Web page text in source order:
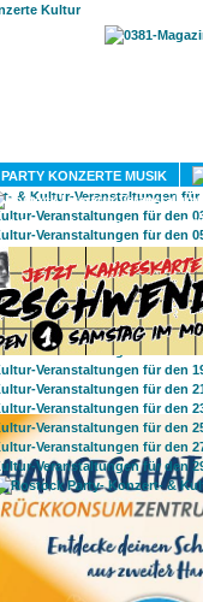
PARTY KONZERTE MUSIK